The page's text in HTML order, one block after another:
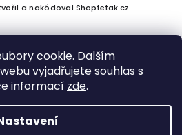
cookie. Dalším
vyjadřujete souhlas s
informací zde.
Shoptet
a nakódovalShoptetak.cz
tržeb je prodávající povinen vystavit